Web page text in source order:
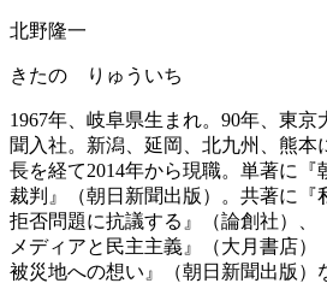
北野隆一
きたの りゅういち
1967年、岐阜県生まれ。90年、東
聞入社。新潟、延岡、北九州、熊本
長を経て2014年から現職。単著に『
裁判』（朝日新聞出版）。共著に『
拒否問題に抗議する』（論創社）
メディアと民主主義』（大月書店
被災地への想い』（朝日新聞出版）